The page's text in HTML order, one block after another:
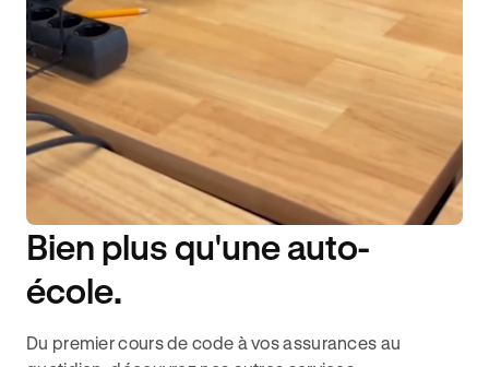
DISPONIBILITÉ 6J/7
Bien plus qu'une auto-
école.
Du premier cours de code à vos assurances au